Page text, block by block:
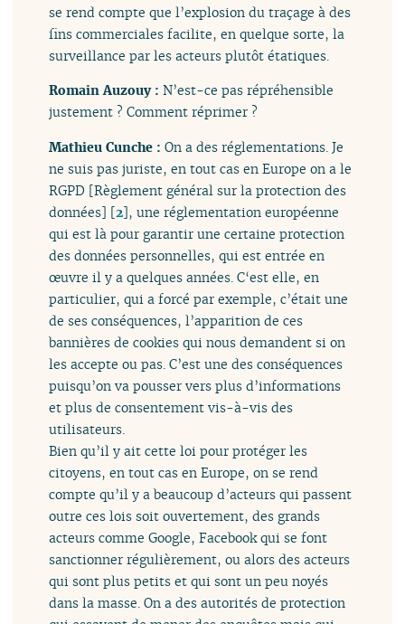
se rend compte que l’explosion du traçage à des
fins commerciales facilite, en quelque sorte, la
surveillance par les acteurs plutôt étatiques.
Romain Auzouy :N’est-ce pas répréhensible
justement ? Comment réprimer ?
Mathieu Cunche :On a des réglementations. Je
ne suis pas juriste, en tout cas en Europe on a le
RGPD [Règlement général sur la protection des
données] [2], une réglementation européenne
qui est là pour garantir une certaine protection
des données personnelles, qui est entrée en
œuvre il y a quelques années. C‘est elle, en
particulier, qui a forcé par exemple, c’était une
de ses conséquences, l’apparition de ces
bannières de cookies qui nous demandent si on
les accepte ou pas. C’est une des conséquences
puisqu’on va pousser vers plus d’informations
et plus de consentement vis-à-vis des
utilisateurs.
Bien qu’il y ait cette loi pour protéger les
citoyens, en tout cas en Europe, on se rend
compte qu’il y a beaucoup d’acteurs qui passent
outre ces lois soit ouvertement, des grands
acteurs comme Google, Facebook qui se font
sanctionner régulièrement, ou alors des acteurs
qui sont plus petits et qui sont un peu noyés
dans la masse. On a des autorités de protection